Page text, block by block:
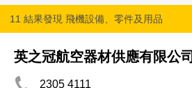
11 結果發現 飛機設備、零件及用品
英之冠航空器材供應有限公司
2305 4111